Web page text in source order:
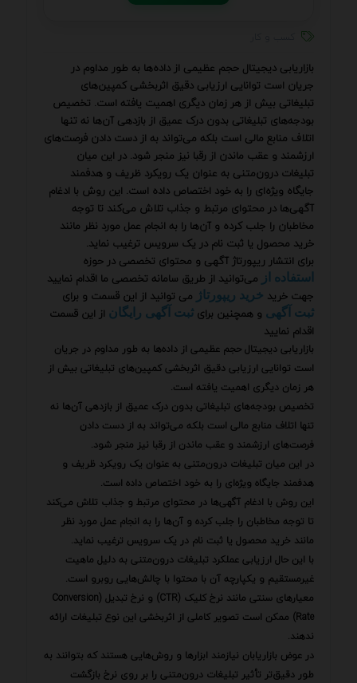
بازاریابی دیجیتال حجم عظیمی از داده‌ها به طور مداوم در
جریان است توانایی ارزیابی دقیق اثربخشی کمپین‌های
تبلیغاتی بیش از هر زمان دیگری اهمیت یافته است. تخصیص
بودجه‌های تبلیغاتی بدون درک عمیق از بازدهی آن‌ها نه تنها
اتلاف منابع مالی است بلکه می‌تواند به از دست دادن فرصت‌های
ارزشمند و عقب ماندن از رقبا نیز منجر شود. در این میان
تبلیغات درون‌متنی به عنوان یک رویکرد ظریف و هدفمند
جایگاه ویژه‌ای را به خود اختصاص داده است. این روش با ادغام
آگهی‌ها در محتوای مرتبط و جذاب تلاش می‌کند تا توجه
مخاطبان را جلب کرده و آن‌ها را به انجام عمل مورد نظر مانند
خرید محصول یا ثبت نام در یک سرویس ترغیب نماید.
برای انتشار ریپورتاژ آگهی و محتوای تخصصی در حوزه
استفاده از می‌توانید از طریق سامانه تخصصی ما اقدام نمایید
جهت خرید خرید ریپورتاژ می توانید از این قسمت و برای
ثبت آگهی و همچنین برای ثبت آگهی رایگان از این قسمت
اقدام نمایید
بازاریابی دیجیتال حجم عظیمی از داده‌ها به طور مداوم در جریان
است توانایی ارزیابی دقیق اثربخشی کمپین‌های تبلیغاتی بیش از
هر زمان دیگری اهمیت یافته است.
تخصیص بودجه‌های تبلیغاتی بدون درک عمیق از بازدهی آن‌ها نه
تنها اتلاف منابع مالی است بلکه می‌تواند به از دست دادن
فرصت‌های ارزشمند و عقب ماندن از رقبا نیز منجر شود.
در این میان تبلیغات درون‌متنی به عنوان یک رویکرد ظریف و
هدفمند جایگاه ویژه‌ای را به خود اختصاص داده است.
این روش با ادغام آگهی‌ها در محتوای مرتبط و جذاب تلاش می‌کند
تا توجه مخاطبان را جلب کرده و آن‌ها را به انجام عمل مورد نظر
مانند خرید محصول یا ثبت نام در یک سرویس ترغیب نماید.
با این حال ارزیابی عملکرد تبلیغات درون‌متنی به دلیل ماهیت
غیرمستقیم و یکپارچه آن با محتوا با چالش‌هایی روبرو است.
معیارهای سنتی مانند نرخ کلیک (CTR) و نرخ تبدیل (Conversion
Rate) ممکن است تصویر کاملی از اثربخشی این نوع تبلیغات ارائه
ندهند.
در عوض بازاریابان نیازمند ابزارها و روش‌هایی هستند که بتوانند به
طور دقیق‌تر تأثیر تبلیغات درون‌متنی را بر روی نرخ بازگشت